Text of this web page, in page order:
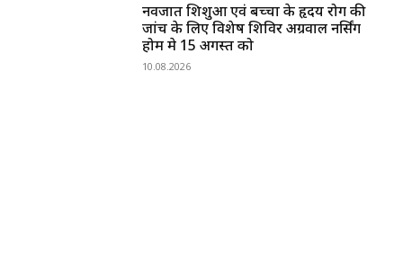
नवजात शिशुओं एवं बच्चों के हृदय रोग की
जांच के लिए विशेष शिविर अग्रवाल नर्सिंग
होम मे 15 अगस्त को
10.08.2026